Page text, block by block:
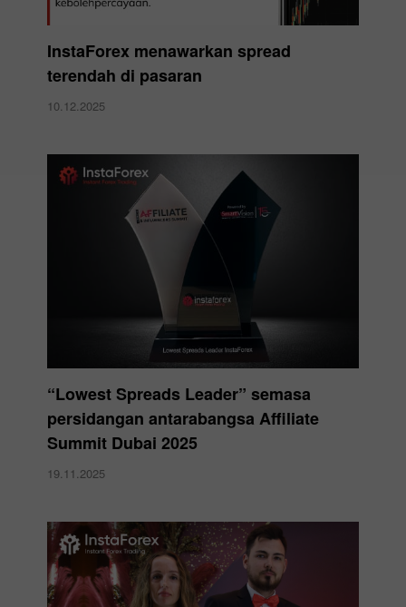
InstaForex menawarkan spread
terendah di pasaran
10.12.2025
“Lowest Spreads Leader” semasa
persidangan antarabangsa Affiliate
Summit Dubai 2025
19.11.2025